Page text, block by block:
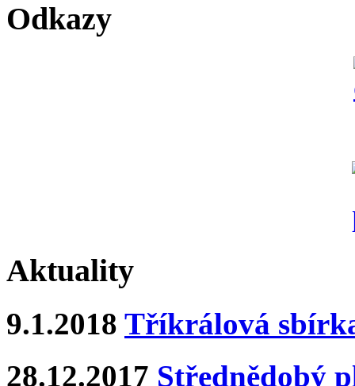
Odkazy
Aktuality
9.1.2018 Tříkrálová
28.12.2017 Střednědobý